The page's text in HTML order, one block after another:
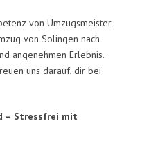
von Umzugsmeister
von Solingen nach
angenehmen Erlebnis.
uns darauf, dir bei
– Stressfrei mit